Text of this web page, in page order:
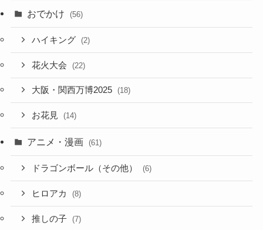
おでかけ (56)
ハイキング (2)
花火大会 (22)
大阪・関西万博2025 (18)
お花見 (14)
アニメ・漫画 (61)
ドラゴンボール（その他） (6)
ヒロアカ (8)
推しの子 (7)